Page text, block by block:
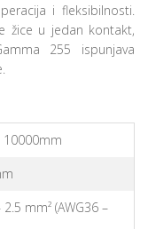
i fleksibilnosti.
žice u jedan kontakt,
255 ispunjava
10000mm
mm² (AWG36 –